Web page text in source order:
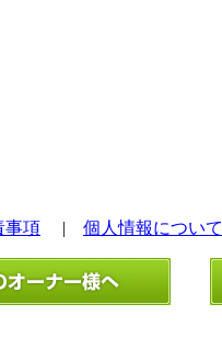
事項 | 個人情報について